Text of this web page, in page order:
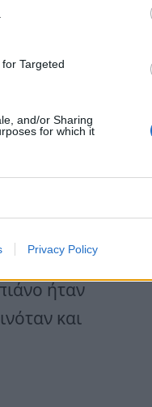
Targeted
and/or Sharing
for which it
Privacy Policy
ελληνικά.
Θοδωρή
ήταν
και